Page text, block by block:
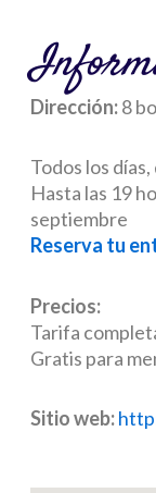
Dirección:8
Todos los
Hasta las 19
septiembre
Reserva tu
Precios:
Tarifa
Gratis para
Sitio web: